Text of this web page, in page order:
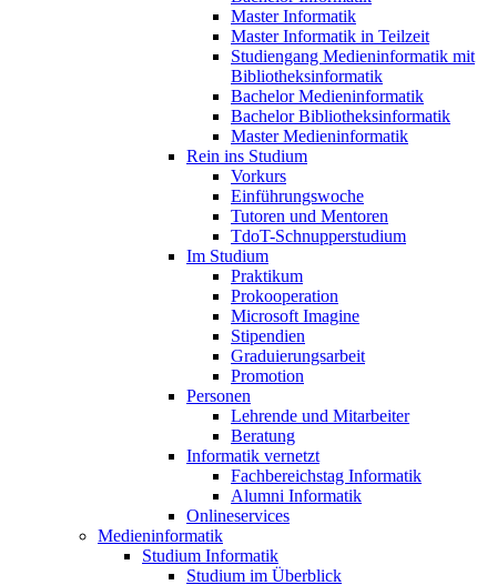
Master Informatik
Master Informatik in Teilzeit
Studiengang Medieninformatik mit
Bibliotheksinformatik
Bachelor Medieninformatik
Bachelor Bibliotheksinformatik
Master Medieninformatik
Rein ins Studium
Vorkurs
Einführungswoche
Tutoren und Mentoren
TdoT-Schnupperstudium
Im Studium
Praktikum
Prokooperation
Microsoft Imagine
Stipendien
Graduierungsarbeit
Promotion
Personen
Lehrende und Mitarbeiter
Beratung
Informatik vernetzt
Fachbereichstag Informatik
Alumni Informatik
Onlineservices
Medieninformatik
Studium Informatik
Studium im Überblick